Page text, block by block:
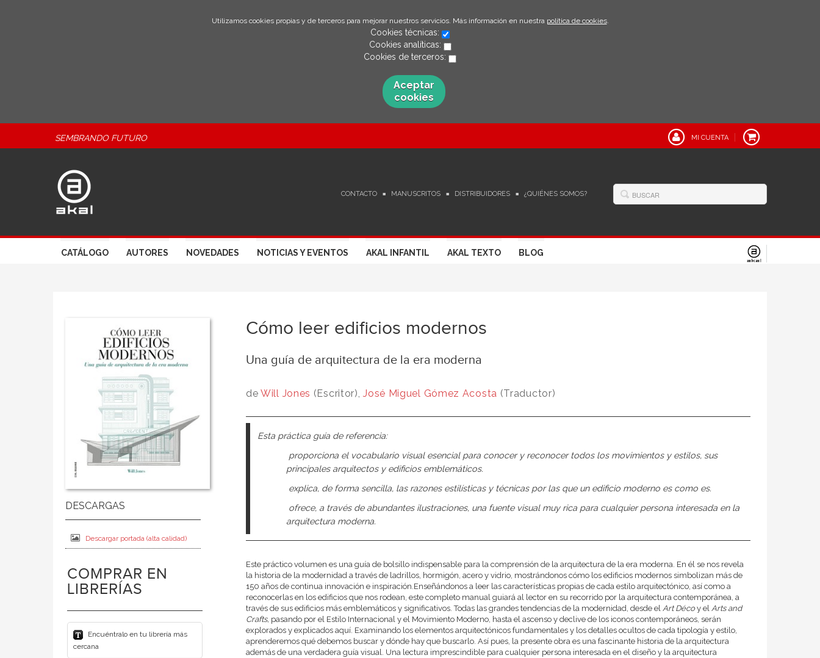
Utilizamos cookies propias y de terceros para mejorar nuestros servicios. Más información en nuestra política de cookies.
Cookies técnicas:
Cookies analíticas:
Cookies de terceros:
Aceptar
cookies
SEMBRANDO FUTURO MI CUENTA
CONTACTO MANUSCRITOS DISTRIBUIDORES ¿QUIÉNES SOMOS?
CATÁLOGO AUTORES NOVEDADES NOTICIAS Y EVENTOS AKAL INFANTIL AKAL TEXTO BLOG
Descargar portada (alta calidad)
COMPRAR EN
LIBRERÍAS
Encuéntralo en tu librería más
cercana
Cómo leer edificios modernos
Una guía de arquitectura de la era moderna
deWill Jones (Escritor),José Miguel Gómez Acosta (Traductor)
Esta práctica guía de referencia:
 proporciona el vocabulario visual esencial para conocer y reconocer todos los movimientos y estilos, sus
principales arquitectos y edificios emblemáticos.
 explica, de forma sencilla, las razones estilísticas y técnicas por las que un edificio moderno es como es.
 ofrece, a través de abundantes ilustraciones, una fuente visual muy rica para cualquier persona interesada en la
arquitectura moderna.
Este práctico volumen es una guía de bolsillo indispensable para la comprensión de la arquitectura de la era moderna. En él se nos revela
la historia de la modernidad a través de ladrillos, hormigón, acero y vidrio, mostrándonos cómo los edificios modernos simbolizan más de
150 años de continua innovación e inspiración.Enseñándonos a leer las características propias de cada estilo arquitectónico, así como a
reconocerlas en los edificios que nos rodean, este completo manual guiará al lector en su recorrido por la arquitectura contemporánea, a
través de sus edificios más emblemáticos y significativos. Todas las grandes tendencias de la modernidad, desde el Art Décoy el Arts and
Crafts, pasando por el Estilo Internacional y el Movimiento Moderno, hasta el ascenso y declive de los iconos contemporáneos, serán
explorados y explicados aquí. Examinando los elementos arquitectónicos fundamentales y los detalles ocultos de cada tipología y estilo,
aprenderemos qué debemos buscar y dónde hay que buscarlo. Así pues, la presente obra es una fascinante historia de la arquitectura
además de una verdadera guía visual. Una lectura imprescindible para cualquier persona interesada en el diseño y la arquitectura